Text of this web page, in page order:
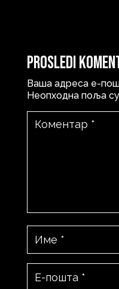
Prosledi
Ваша адреса е-
Неопходна поља